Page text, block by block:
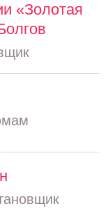
«Золотая